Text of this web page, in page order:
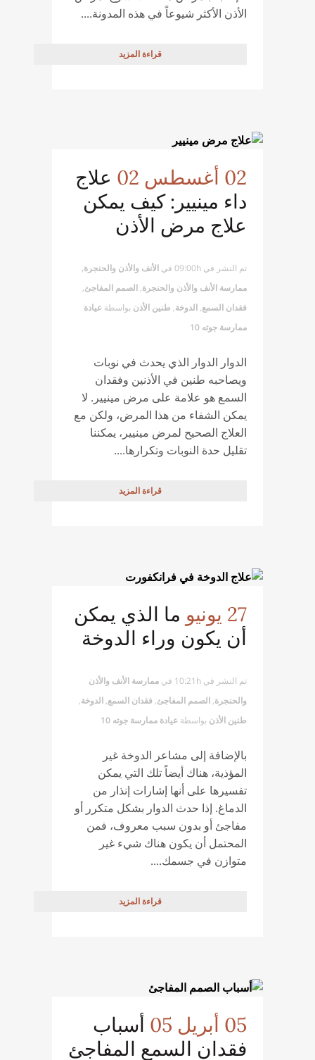
الأذن الأكثر شيوعاً في هذه المدونة....
قراءة المزيد
02 أغسطس 02
علاج
داء مينيير: كيف يمكن
علاج مرض الأذن
تم النشر في 09:00h في الأنف والأذن والحنجرة,
ممارسة الأنف والأذن والحنجرة, الصمم المفاجئ,
فقدان السمع, الدوخة, طنين الأذن بواسطة عيادة
ممارسة جوته 10
الدوار الدوار الذي يحدث في نوبات
ويصاحبه طنين في الأذنين وفقدان
السمع هو علامة على مرض مينيير. لا
يمكن الشفاء من هذا المرض، ولكن مع
العلاج الصحيح لمرض مينيير، يمكننا
تقليل حدة النوبات وتكرارها....
قراءة المزيد
27 يونيو
ما الذي يمكن
أن يكون وراء الدوخة
تم النشر في 10:21h في ممارسة الأنف والأذن
والحنجرة, الصمم المفاجئ, فقدان السمع, الدوخة,
طنين الأذن بواسطة عيادة ممارسة جوته 10
بالإضافة إلى مشاعر الدوخة غير
المؤذية، هناك أيضاً تلك التي يمكن
تفسيرها على أنها إشارات إنذار من
الدماغ. إذا حدث الدوار بشكل متكرر أو
مفاجئ أو بدون سبب معروف، فمن
المحتمل أن يكون هناك شيء غير
متوازن في جسمك....
قراءة المزيد
05 أبريل 05
أسباب
فقدان السمع المفاجئ